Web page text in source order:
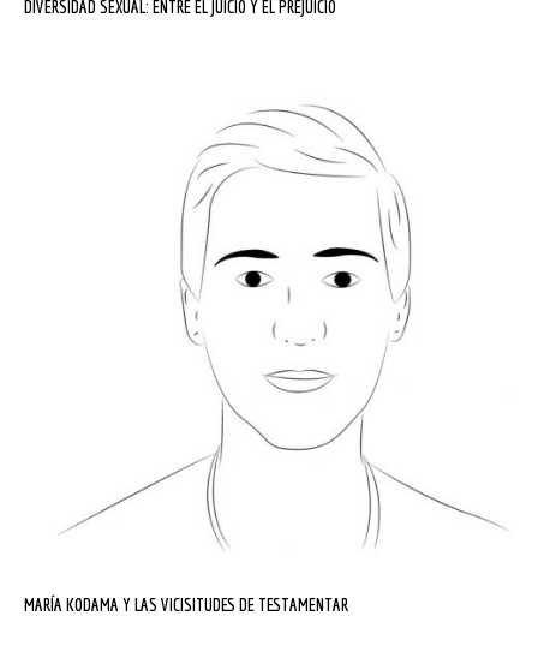
DIVERSIDAD SEXUAL: ENTRE EL JUICIO Y EL PREJUICIO
MARÍA KODAMA Y LAS VICISITUDES DE TESTAMENTAR